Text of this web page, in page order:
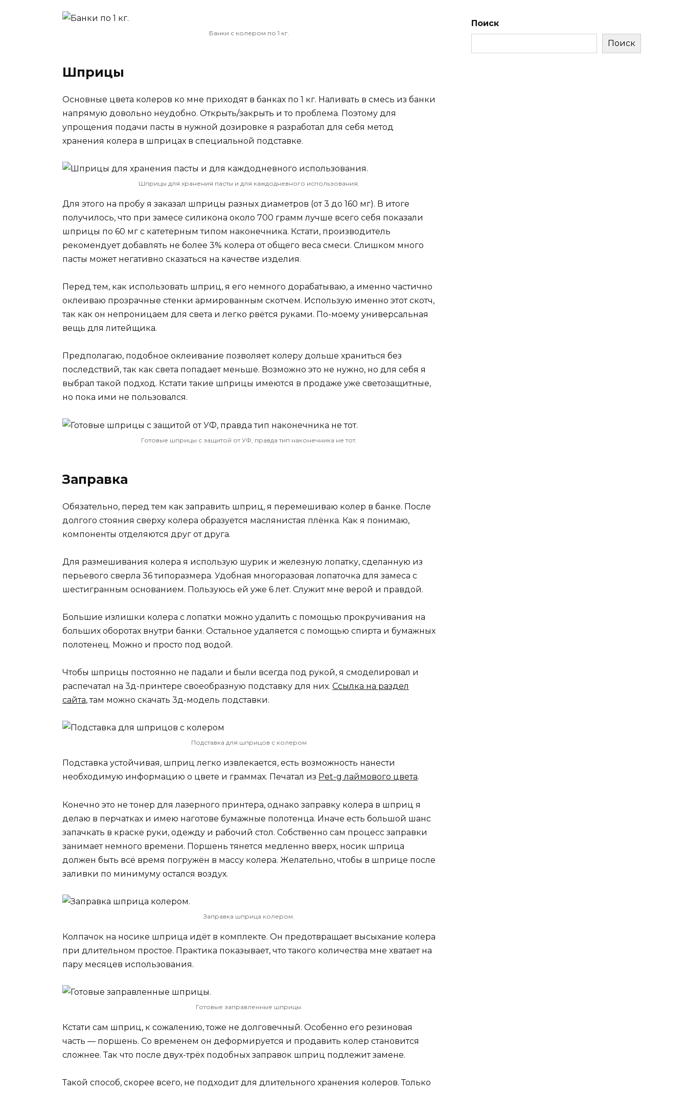
Банки с колером по 1 кг.
Шприцы
Основные цвета колеров ко мне приходят в банках по 1 кг. Наливать в смесь из банки
напрямую довольно неудобно. Открыть/закрыть и то проблема. Поэтому для
упрощения подачи пасты в нужной дозировке я разработал для себя метод
хранения колера в шприцах в специальной подставке.
Шприцы для хранения пасты и для каждодневного использования.
Для этого на пробу я заказал шприцы разных диаметров (от 3 до 160 мг). В итоге
получилось, что при замесе силикона около 700 грамм лучше всего себя показали
шприцы по 60 мг с катетерным типом наконечника. Кстати, производитель
рекомендует добавлять не более 3% колера от общего веса смеси. Слишком много
пасты может негативно сказаться на качестве изделия.
Перед тем, как использовать шприц, я его немного дорабатываю, а именно частично
оклеиваю прозрачные стенки армированным скотчем. Использую именно этот скотч,
так как он непроницаем для света и легко рвётся руками. По-моему универсальная
вещь для литейщика.
Предполагаю, подобное оклеивание позволяет колеру дольше храниться без
последствий, так как света попадает меньше. Возможно это не нужно, но для себя я
выбрал такой подход. Кстати такие шприцы имеются в продаже уже светозащитные,
но пока ими не пользовался.
Готовые шприцы с защитой от УФ, правда тип наконечника не тот.
Заправка
Обязательно, перед тем как заправить шприц, я перемешиваю колер в банке. После
долгого стояния сверху колера образуется маслянистая плёнка. Как я понимаю,
компоненты отделяются друг от друга.
Для размешивания колера я использую шурик и железную лопатку, сделанную из
перьевого сверла 36 типоразмера. Удобная многоразовая лопаточка для замеса с
шестигранным основанием. Пользуюсь ей уже 6 лет. Служит мне верой и правдой.
Большие излишки колера с лопатки можно удалить с помощью прокручивания на
больших оборотах внутри банки. Остальное удаляется с помощью спирта и бумажных
полотенец. Можно и просто под водой.
Чтобы шприцы постоянно не падали и были всегда под рукой, я смоделировал и
распечатал на 3д-принтере своеобразную подставку для них. Ссылка на раздел
сайта, там можно скачать 3д-модель подставки.
Подставка для шприцов с колером
Подставка устойчивая, шприц легко извлекается, есть возможность нанести
необходимую информацию о цвете и граммах. Печатал из Pet-g лаймового цвета.
Конечно это не тонер для лазерного принтера, однако заправку колера в шприц я
делаю в перчатках и имею наготове бумажные полотенца. Иначе есть большой шанс
запачкать в краске руки, одежду и рабочий стол. Собственно сам процесс заправки
занимает немного времени. Поршень тянется медленно вверх, носик шприца
должен быть всё время погружён в массу колера. Желательно, чтобы в шприце после
заливки по минимуму остался воздух.
Заправка шприца колером.
Колпачок на носике шприца идёт в комплекте. Он предотвращает высыхание колера
при длительном простое. Практика показывает, что такого количества мне хватает на
пару месяцев использования.
Готовые заправленные шприцы.
Кстати сам шприц, к сожалению, тоже не долговечный. Особенно его резиновая
часть — поршень. Со временем он деформируется и продавить колер становится
сложнее. Так что после двух-трёх подобных заправок шприц подлежит замене.
Такой способ, скорее всего, не подходит для длительного хранения колеров. Только
Поиск
Поиск